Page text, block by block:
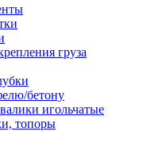
груза
бетону
игольчатые
топоры